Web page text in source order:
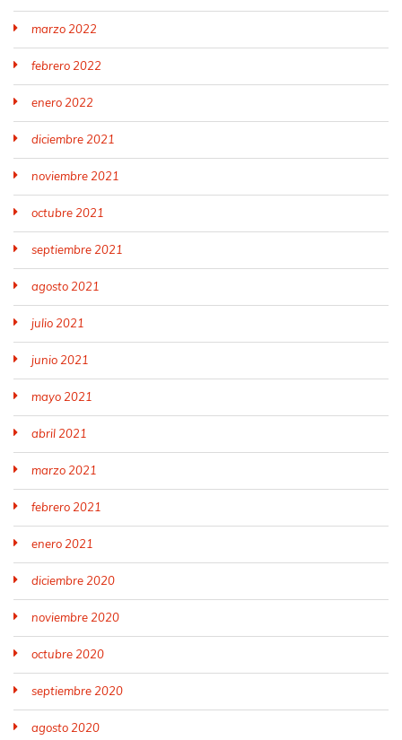
marzo 2022
febrero 2022
enero 2022
diciembre 2021
noviembre 2021
octubre 2021
septiembre 2021
agosto 2021
julio 2021
junio 2021
mayo 2021
abril 2021
marzo 2021
febrero 2021
enero 2021
diciembre 2020
noviembre 2020
octubre 2020
septiembre 2020
agosto 2020